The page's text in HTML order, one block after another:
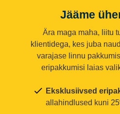
Jääme
Ära maga maha, liitu
klientidega, kes juba
varajase linnu
eripakkumisi laias
Eksklusiivsed
allahindlused kuni